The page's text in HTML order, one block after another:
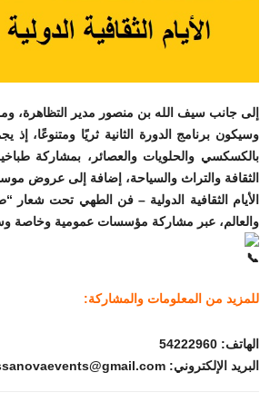
إلى جانب سيف الله بن منصور مدير التظاهرة،
وسيكون برنامج الدورة الثانية ثريًا
بالكسكسي والحلويات والعصائر، بمشاركة
الثقافة والتراث والسياحة، إضافة إلى عروض
الأيام الثقافية الدولية – فن الطهي تحت شعار
والعالم، عبر مشاركة مؤسسات عمومية وخاصة
للمزيد من المعلومات والمشاركة:
الهاتف: 54222960
البريد الإلكتروني: issanovaevents@gmail.com